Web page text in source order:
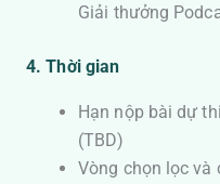
Giải thưởng
4. Thời gian
Hạn nộp bài dự
(TBD)
Vòng chọn lọc và